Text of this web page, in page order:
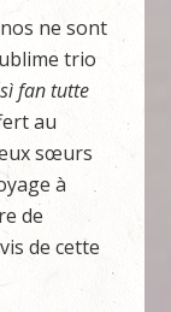
ne sont
trio
fan tutte
au
sœurs
à
de
de cette